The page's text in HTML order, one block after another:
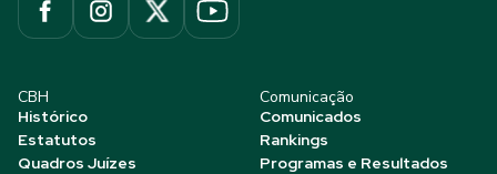
CBH
Histórico
Estatutos
Quadros Juízes
Comunicação
Comunicados
Rankings
Programas e Resultados